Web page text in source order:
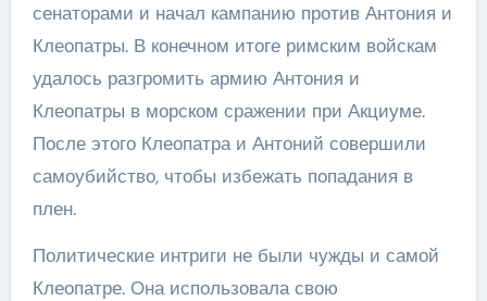
сенаторами и начал кампанию против Антония и
Клеопатры. В конечном итоге римским войскам
удалось разгромить армию Антония и
Клеопатры в морском сражении при Акциуме.
После этого Клеопатра и Антоний совершили
самоубийство, чтобы избежать попадания в
плен.
Политические интриги не были чужды и самой
Клеопатре. Она использовала свою